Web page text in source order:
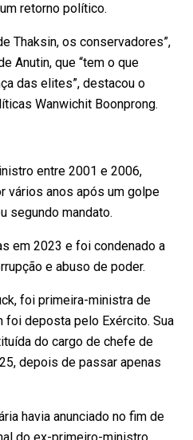
retorno político.
Thaksin, os conservadores”,
Anutin, que “tem o que
das elites”, destacou o
Wanwichit Boonprong.
entre 2001 e 2006,
vários anos após um golpe
segundo mandato.
em 2023 e foi condenado a
e abuso de poder.
foi primeira-ministra de
foi deposta pelo Exército. Sua
do cargo de chefe de
depois de passar apenas
havia anunciado no fim de